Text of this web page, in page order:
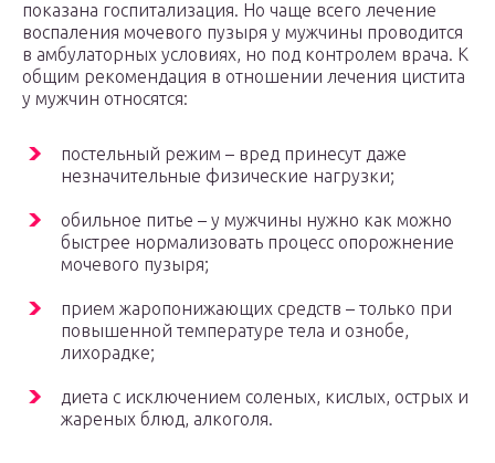
показана госпитализация. Но чаще всего лечение
воспаления мочевого пузыря у мужчины проводится
в амбулаторных условиях, но под контролем врача. К
общим рекомендация в отношении лечения цистита
у мужчин относятся:
постельный режим – вред принесут даже
незначительные физические нагрузки;
обильное питье – у мужчины нужно как можно
быстрее нормализовать процесс опорожнение
мочевого пузыря;
прием жаропонижающих средств – только при
повышенной температуре тела и ознобе,
лихорадке;
диета с исключением соленых, кислых, острых и
жареных блюд, алкоголя.